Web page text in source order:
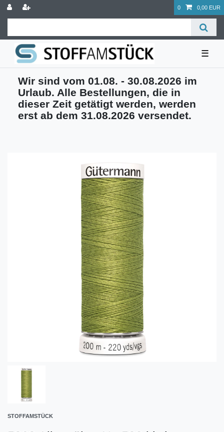
0 0,00 EUR
☰
Wir sind vom 01.08. - 30.08.2026 im
Urlaub. Alle Bestellungen, die in
dieser Zeit getätigt werden, werden
erst ab dem 31.08.2026 versendet.
STOFFAMSTÜCK